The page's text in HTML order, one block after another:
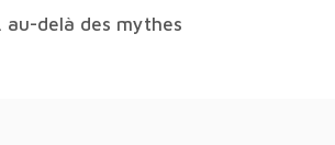
au-delà des mythes